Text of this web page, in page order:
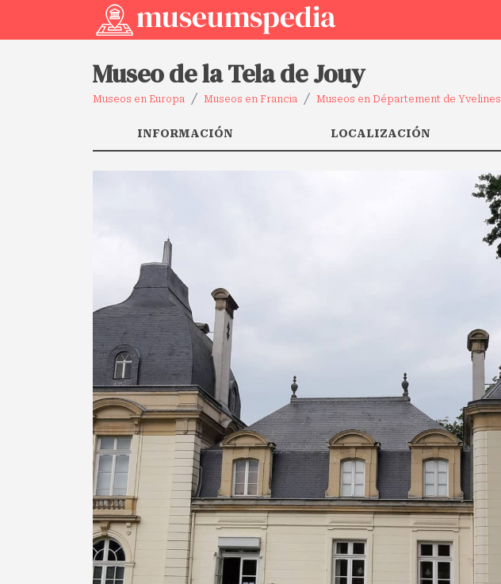
Museo de la Tela de Jouy
Museos en Europa Museos en Francia Museos en Département de Yvelines
INFORMACIÓN LOCALIZACIÓN